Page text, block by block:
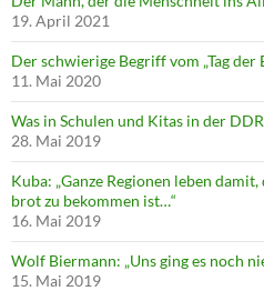
19. April 2021
Der schwierige Begriff vom „Tag der
11. Mai 2020
Was in Schulen und Kitas in der
28. Mai 2019
Kuba: „Ganze Regionen leben
brot zu bekommen ist…“
16. Mai 2019
Wolf Biermann: „Uns ging es noch
15. Mai 2019